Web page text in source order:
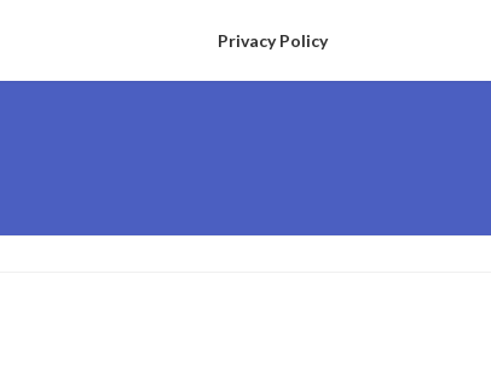
Privacy Policy